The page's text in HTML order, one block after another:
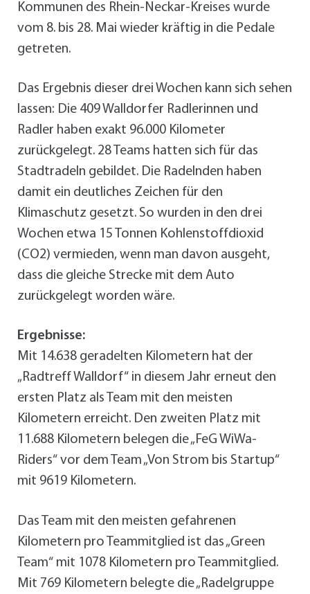
Kommunen des Rhein-Neckar-Kreises wurde
vom 8. bis 28. Mai wieder kräftig in die Pedale
getreten.
Das Ergebnis dieser drei Wochen kann sich sehen
lassen: Die 409 Walldorfer Radlerinnen und
Radler haben exakt 96.000 Kilometer
zurückgelegt. 28 Teams hatten sich für das
Stadtradeln gebildet. Die Radelnden haben
damit ein deutliches Zeichen für den
Klimaschutz gesetzt. So wurden in den drei
Wochen etwa 15 Tonnen Kohlenstoffdioxid
(CO2) vermieden, wenn man davon ausgeht,
dass die gleiche Strecke mit dem Auto
zurückgelegt worden wäre.
Ergebnisse:
Mit 14.638 geradelten Kilometern hat der
„Radtreff Walldorf“ in diesem Jahr erneut den
ersten Platz als Team mit den meisten
Kilometern erreicht. Den zweiten Platz mit
11.688 Kilometern belegen die „FeG WiWa-
Riders“ vor dem Team „Von Strom bis Startup“
mit 9619 Kilometern.
Das Team mit den meisten gefahrenen
Kilometern pro Teammitglied ist das „Green
Team“ mit 1078 Kilometern pro Teammitglied.
Mit 769 Kilometern belegte die „Radelgruppe